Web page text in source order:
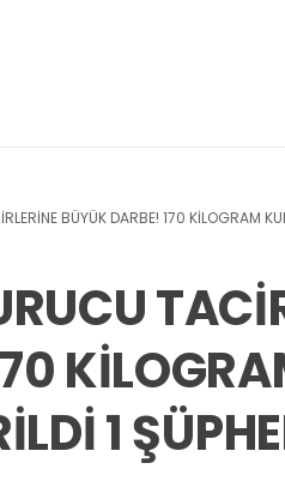
BÜYÜK DARBE! 170 KİLOGRAM
1